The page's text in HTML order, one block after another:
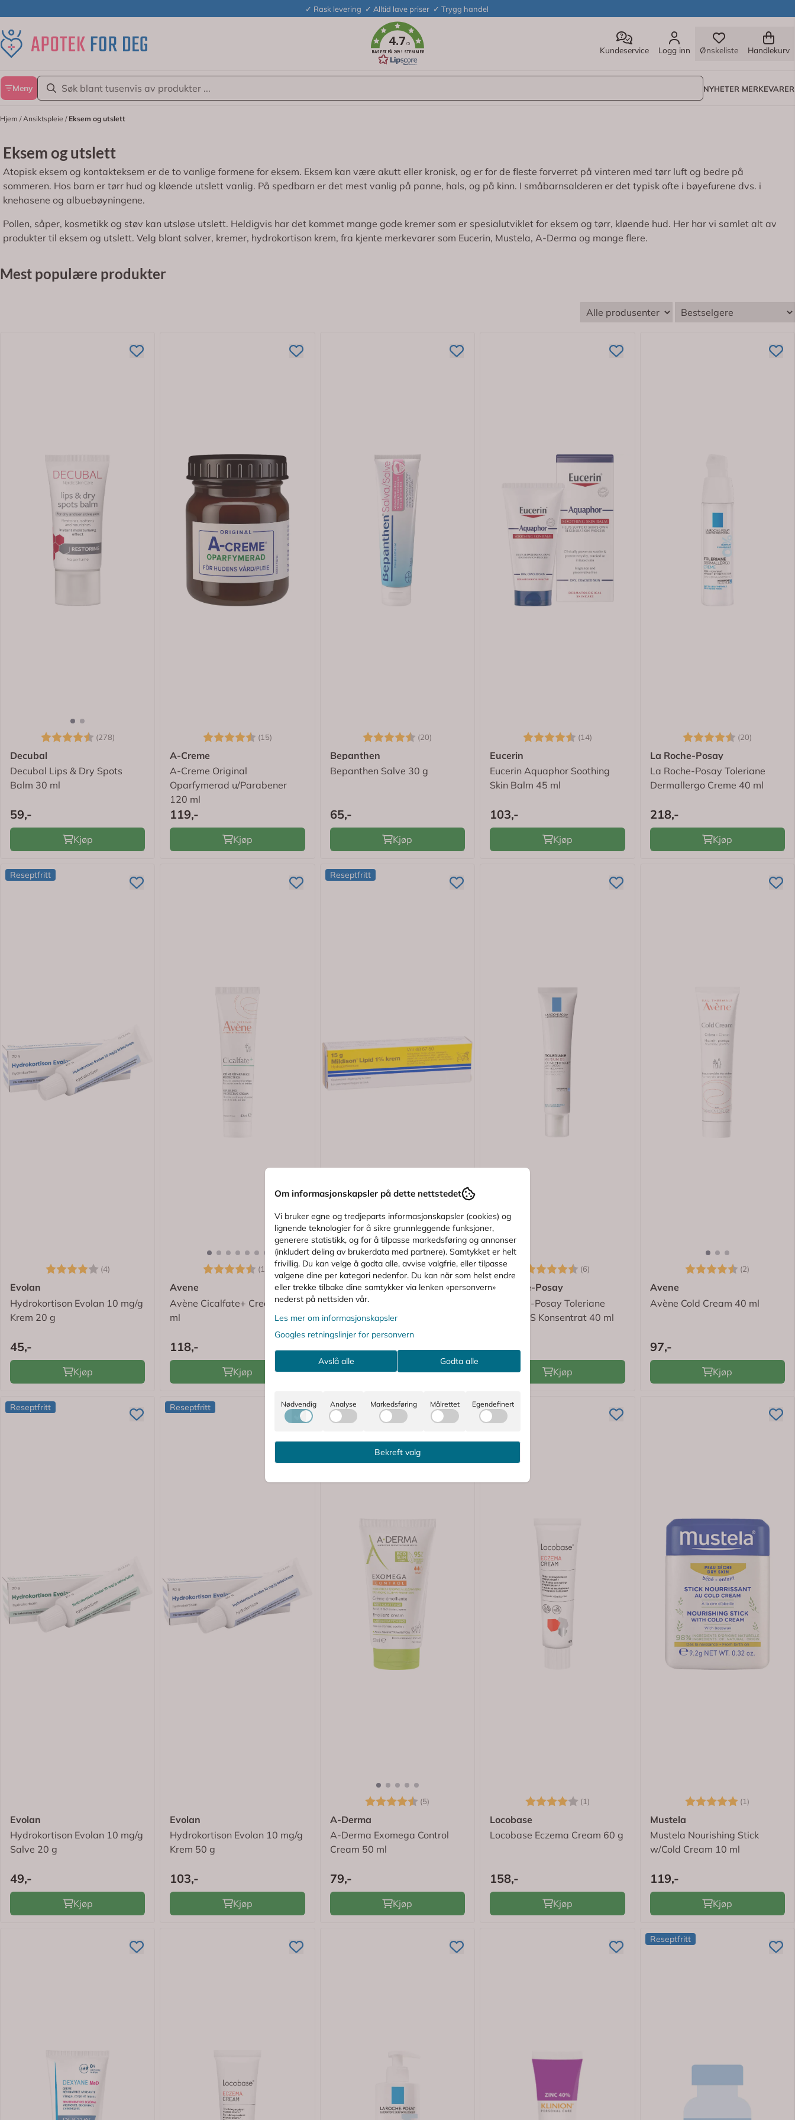
✓ Rask levering ✓ Alltid lave priser ✓ Trygg handel
4.7/5
BASERT PÅ 2691 STEMMER Kundeservice Logg inn Ønskeliste Handlekurv
Meny NYHETER MERKEVARER
Hjem /Ansiktspleie / Eksem og utslett
Eksem og utslett
Atopisk eksem og kontakteksem er de to vanlige formene for eksem. Eksem kan være akutt eller kronisk, og er for de fleste forverret på vinteren med tørr luft og bedre på
sommeren. Hos barn er tørr hud og kløende utslett vanlig. På spedbarn er det mest vanlig på panne, hals, og på kinn. I småbarnsalderen er det typisk ofte i bøyefurene dvs. i
knehasene og albuebøyningene.
Pollen, såper, kosmetikk og støv kan utsløse utslett. Heldigvis har det kommet mange gode kremer som er spesialutviklet for eksem og tørr, kløende hud. Her har vi samlet alt av
produkter til eksem og utslett. Velg blant salver, kremer, hydrokortison krem, fra kjente merkevarer som Eucerin, Mustela, A-Derma og mange flere.
Mest populære produkter
Karakter: (278)
Decubal
Decubal Lips & Dry Spots
Balm 30 ml
59,-
Kjøp
Karakter: (15)
A-Creme
A-Creme Original
Oparfymerad u/Parabener
120 ml
119,-
Kjøp
Karakter: (20)
Bepanthen
Bepanthen Salve 30 g
65,-
Kjøp
Karakter: (14)
Eucerin
Eucerin Aquaphor Soothing
Skin Balm 45 ml
103,-
Kjøp
Karakter: (20)
La Roche-Posay
La Roche-Posay Toleriane
Dermallergo Creme 40 ml
218,-
Kjøp
Reseptfritt
Karakter: (4)
Evolan
Hydrokortison Evolan 10 mg/g
Krem 20 g
45,-
Kjøp
Karakter: (16)
4.6 av 5 mulige
Avene
Avène Cicalfate+ Cream 40
ml
118,-
Kjøp
Reseptfritt
Karakter: (4)4.3 av 5 mulige
Mildison
Mildison Lipid Krem 1%
Hydrokortison 15 g
50,-
Kjøp
Karakter: (6)
La Roche-Posay
La Roche-Posay Toleriane
Kerium DS Konsentrat 40 ml
175,-
Kjøp
Karakter: (2)
Avene
Avène Cold Cream 40 ml
97,-
Kjøp
Reseptfritt
Evolan
Hydrokortison Evolan 10 mg/g
Salve 20 g
49,-
Kjøp
Reseptfritt
Evolan
Hydrokortison Evolan 10 mg/g
Krem 50 g
103,-
Kjøp
Karakter: (5)
A-Derma
A-Derma Exomega Control
Cream 50 ml
79,-
Kjøp
Karakter: (1)
Locobase
Locobase Eczema Cream 60 g
158,-
Kjøp
Karakter: (1)
Mustela
Mustela Nourishing Stick
w/Cold Cream 10 ml
119,-
Kjøp
Reseptfritt
Om informasjonskapsler på dette nettstedet
Vi bruker egne og tredjeparts informasjonskapsler (cookies) og
lignende teknologier for å sikre grunnleggende funksjoner,
generere statistikk, og for å tilpasse markedsføring og annonser
(inkludert deling av brukerdata med partnere). Samtykket er helt
frivillig. Du kan velge å godta alle, avvise valgfrie, eller tilpasse
valgene dine per kategori nedenfor. Du kan når som helst endre
eller trekke tilbake dine samtykker via lenken «personvern»
nederst på nettsiden vår.
Les mer om informasjonskapsler
Googles retningslinjer for personvern
Avslå alle Godta alle
Nødvendig Analyse Markedsføring Målrettet Egendefinert
Bekreft valg